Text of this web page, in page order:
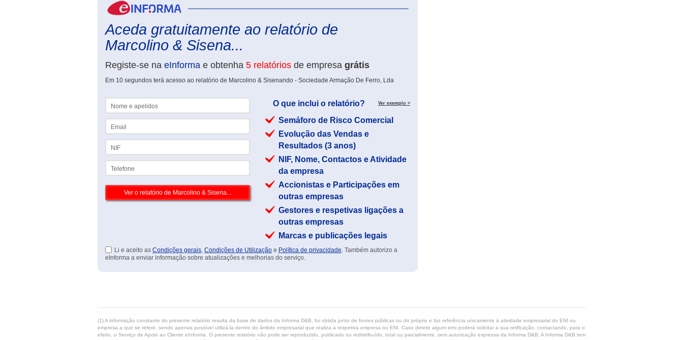
Aceda gratuitamente ao relatório de
Marcolino & Sisena...
Registe-se na eInforma e obtenha 5 relatórios de empresa grátis
Em 10 segundos terá acesso ao relatório de Marcolino & Sisenando - Sociedade Armação De Ferro, Lda
O que inclui o relatório? Ver exemplo >
Semáforo de Risco Comercial
Evolução das Vendas e
Resultados (3 anos)
NIF, Nome, Contactos e Atividade
da empresa
Accionistas e Participações em
outras empresas
Gestores e respetivas ligações a
outras empresas
Marcas e publicações legais
Li e aceito as Condições gerais, Condições de Utilização e Política de privacidade. Também autorizo a
eInforma a enviar informação sobre atualizações e melhorias do serviço.
(1) A informação constante do presente relatório resulta da base de dados da Informa D&B, foi obtida junto de fontes públicas ou do próprio e faz referência unicamente à atividade empresarial do ENI ou
empresa a que se refere, sendo apenas possível utilizá-la dentro do âmbito empresarial que realiza a respetiva empresa ou ENI. Caso detete algum erro poderá solicitar a sua retificação, contactando, para o
efeito, o Serviço de Apoio ao Cliente eInforma. O presente relatório não pode ser reproduzido, publicado ou redistribuído, total ou parcialmente, sem autorização expressa da Informa D&B. A Informa D&B tem